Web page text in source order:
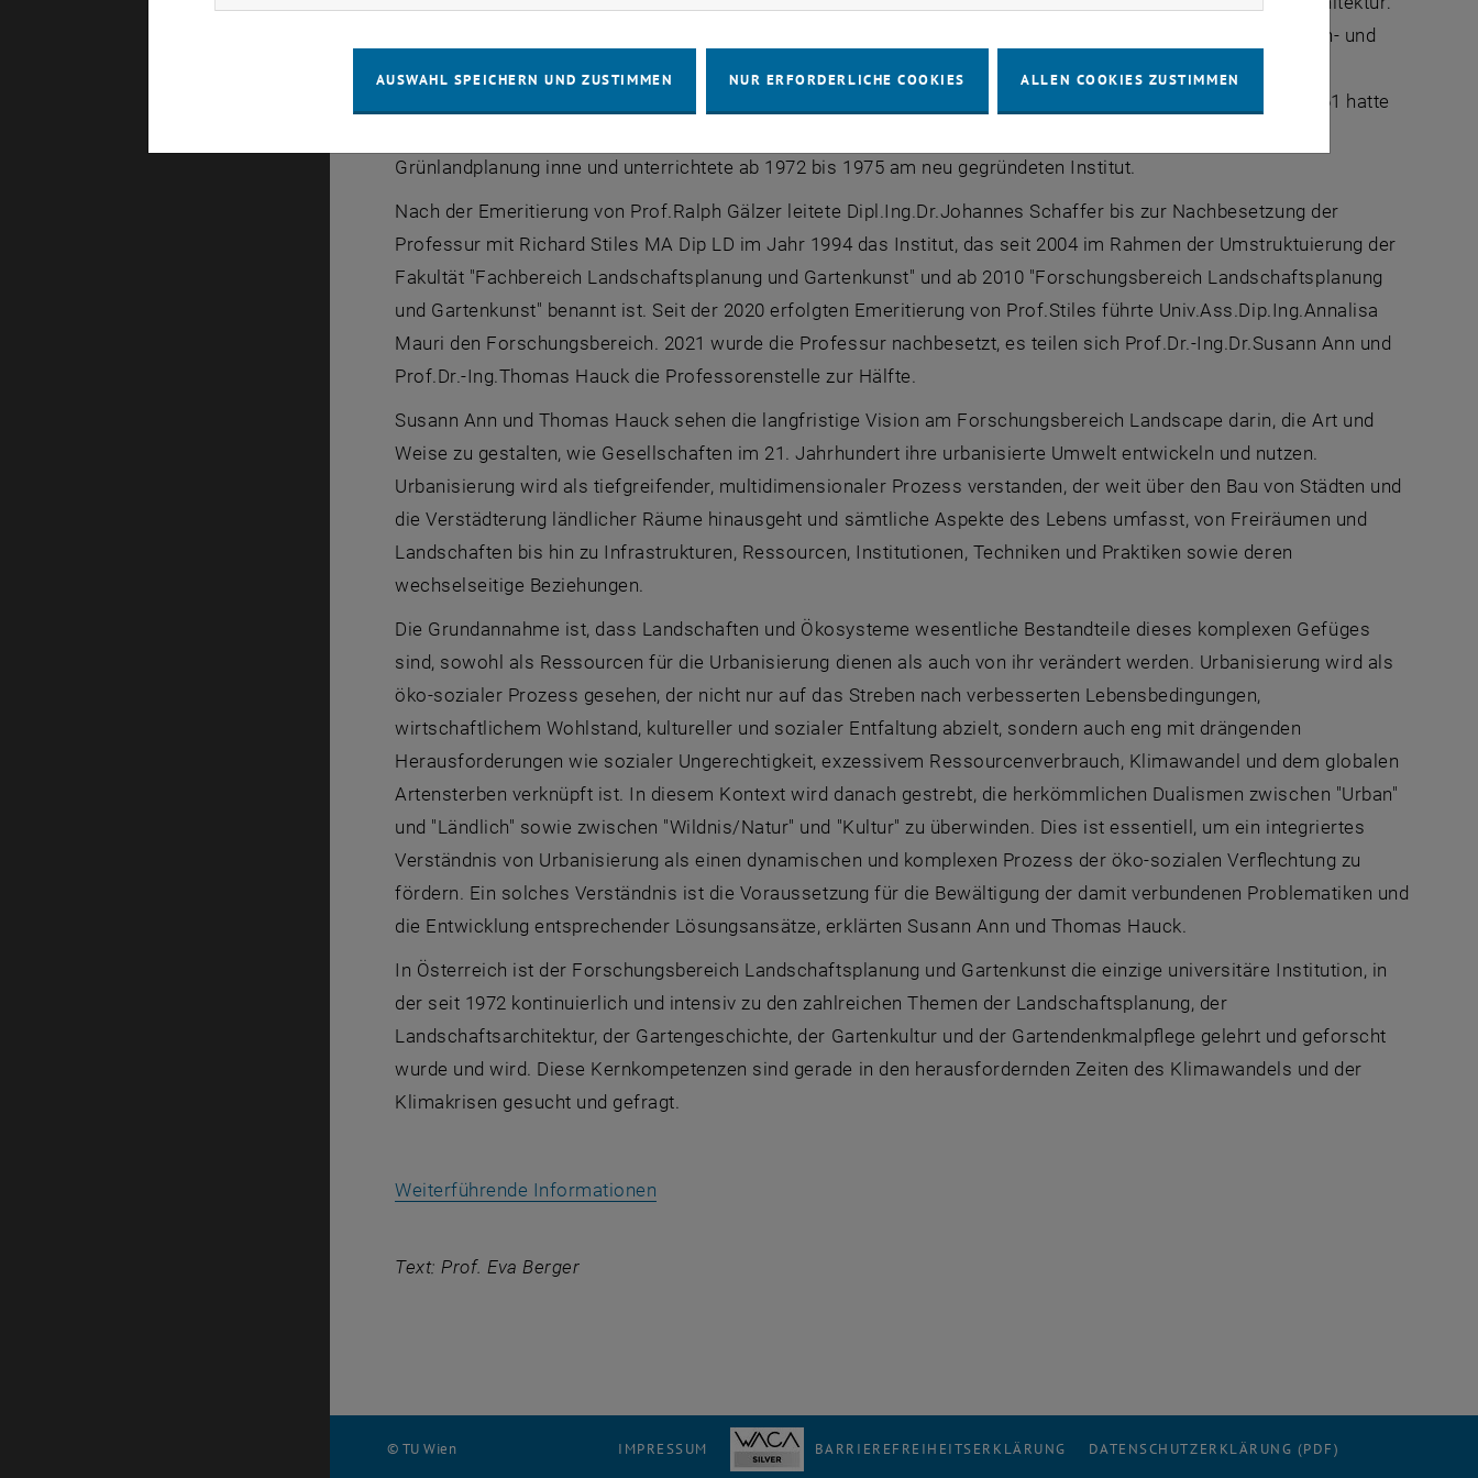
ab 1935 wurden an der Lehrkanzel für Ornamentik und Raumkunst, gegründet 1843 als Lehrkanzel für Blumen- und
Vorlesungen zur Gartenkunst und Gartentechnik gehalten. Nach der Emeritierung von Prof.Pfann im Jahr 1961 hatte
Grünlandplanung inne und unterrichtete ab 1972 bis 1975 am neu gegründeten Institut.
Nach der Emeritierung von Prof.Ralph Gälzer leitete Dipl.Ing.Dr.Johannes Schaffer bis zur Nachbesetzung der
Professur mit Richard Stiles MA Dip LD im Jahr 1994 das Institut, das seit 2004 im Rahmen der Umstruktuierung der
Fakultät "Fachbereich Landschaftsplanung und Gartenkunst" und ab 2010 "Forschungsbereich Landschaftsplanung
und Gartenkunst" benannt ist. Seit der 2020 erfolgten Emeritierung von Prof.Stiles führte Univ.Ass.Dip.Ing.Annalisa
Mauri den Forschungsbereich. 2021 wurde die Professur nachbesetzt, es teilen sich Prof.Dr.-Ing.Dr.Susann Ann und
Prof.Dr.-Ing.Thomas Hauck die Professorenstelle zur Hälfte.
Susann Ann und Thomas Hauck sehen die langfristige Vision am Forschungsbereich Landscape darin, die Art und
Weise zu gestalten, wie Gesellschaften im 21. Jahrhundert ihre urbanisierte Umwelt entwickeln und nutzen.
Urbanisierung wird als tiefgreifender, multidimensionaler Prozess verstanden, der weit über den Bau von Städten und
die Verstädterung ländlicher Räume hinausgeht und sämtliche Aspekte des Lebens umfasst, von Freiräumen und
Landschaften bis hin zu Infrastrukturen, Ressourcen, Institutionen, Techniken und Praktiken sowie deren
wechselseitige Beziehungen.
Die Grundannahme ist, dass Landschaften und Ökosysteme wesentliche Bestandteile dieses komplexen Gefüges
sind, sowohl als Ressourcen für die Urbanisierung dienen als auch von ihr verändert werden. Urbanisierung wird als
öko-sozialer Prozess gesehen, der nicht nur auf das Streben nach verbesserten Lebensbedingungen,
wirtschaftlichem Wohlstand, kultureller und sozialer Entfaltung abzielt, sondern auch eng mit drängenden
Herausforderungen wie sozialer Ungerechtigkeit, exzessivem Ressourcenverbrauch, Klimawandel und dem globalen
Artensterben verknüpft ist. In diesem Kontext wird danach gestrebt, die herkömmlichen Dualismen zwischen "Urban"
und "Ländlich" sowie zwischen "Wildnis/Natur" und "Kultur" zu überwinden. Dies ist essentiell, um ein integriertes
Verständnis von Urbanisierung als einen dynamischen und komplexen Prozess der öko-sozialen Verflechtung zu
fördern. Ein solches Verständnis ist die Voraussetzung für die Bewältigung der damit verbundenen Problematiken und
die Entwicklung entsprechender Lösungsansätze, erklärten Susann Ann und Thomas Hauck.
In Österreich ist der Forschungsbereich Landschaftsplanung und Gartenkunst die einzige universitäre Institution, in
der seit 1972 kontinuierlich und intensiv zu den zahlreichen Themen der Landschaftsplanung, der
Landschaftsarchitektur, der Gartengeschichte, der Gartenkultur und der Gartendenkmalpflege gelehrt und geforscht
wurde und wird. Diese Kernkompetenzen sind gerade in den herausfordernden Zeiten des Klimawandels und der
Klimakrisen gesucht und gefragt.
Weiterführende Informationen
Text: Prof. Eva Berger
© TU Wien IMPRESSUM BARRIEREFREIHEITSERKLÄRUNG DATENSCHUTZERKLÄRUNG (PDF)
AUSWAHL SPEICHERN UND ZUSTIMMEN NUR ERFORDERLICHE COOKIES ALLEN COOKIES ZUSTIMMEN